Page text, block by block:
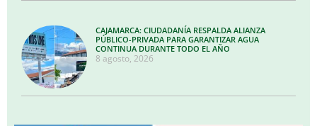
CAJAMARCA: CIUDADANÍA RESPALDA ALIANZA
PÚBLICO-PRIVADA PARA GARANTIZAR AGUA
CONTINUA DURANTE TODO EL AÑO
8 agosto, 2026